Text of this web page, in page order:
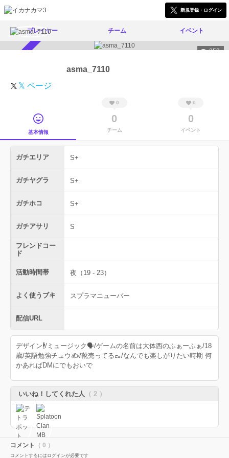
新規登録・ログイン
プレイヤー チーム イベント
359
asma_7110
𝕏 ページ
基本情報
0
0
チーム
0
0
イベント
ガチエリア S+
ガチヤグラ S+
ガチホコ S+
ガチアサリ S
フレンドコー
ド
活動時間帯 夜（19 - 23）
よく使うブキ スプラマニューバー
配信URL
デザイン🕴/ミュージック🗣/ゲームの名前は大体西のふぁーふぁ/18
歳/英語勉強チュウ✍️/靴売ってる👞/なんでも楽しがりたい時期 何
かあればDMにでもおいで
いいね！してくれた人 （ 2 ）
コメント （ 0 ）
コメントするにはログインが必要です